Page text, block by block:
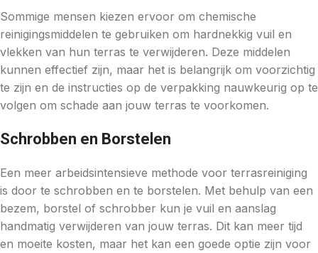
Sommige mensen kiezen ervoor om chemische
reinigingsmiddelen te gebruiken om hardnekkig vuil en
vlekken van hun terras te verwijderen. Deze middelen
kunnen effectief zijn, maar het is belangrijk om voorzichtig
te zijn en de instructies op de verpakking nauwkeurig op te
volgen om schade aan jouw terras te voorkomen.
Schrobben en Borstelen
Een meer arbeidsintensieve methode voor terrasreiniging
is door te schrobben en te borstelen. Met behulp van een
bezem, borstel of schrobber kun je vuil en aanslag
handmatig verwijderen van jouw terras. Dit kan meer tijd
en moeite kosten, maar het kan een goede optie zijn voor